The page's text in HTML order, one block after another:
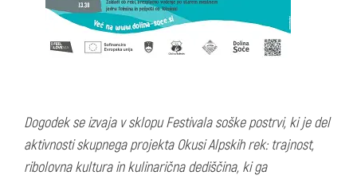
Dogodek se izvaja v sklopu Festivala soške postrvi, ki je del
aktivnosti skupnega projekta Okusi Alpskih rek: trajnost,
ribolovna kultura in kulinarična dediščina, ki ga